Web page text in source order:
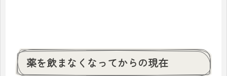
薬を飲まなくなってからの現在